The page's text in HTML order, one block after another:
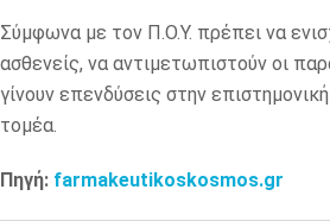
Σύμφωνα με τον Π.Ο.Υ. πρέπει να
ασθενείς, να αντιμετωπιστούν οι
γίνουν επενδύσεις στην
τομέα.
Πηγή: farmakeutikoskosmos.gr